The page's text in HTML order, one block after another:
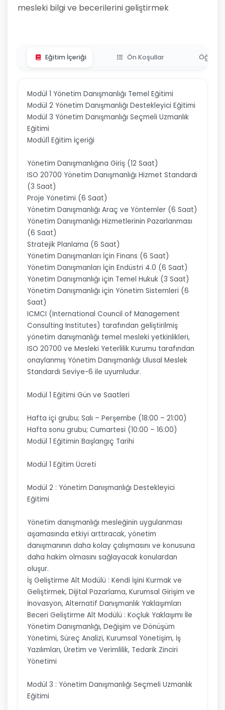
mesleki bilgi ve becerilerini geliştirmek
Eğitim İçeriği Ön Koşullar
Modül 1 Yönetim Danışmanlığı Temel Eğitimi
Modül 2 Yönetim Danışmanlığı Destekleyici Eğitimi
Modül 3 Yönetim Danışmanlığı Seçmeli Uzmanlık
Eğitimi
Modül1 Eğitim İçeriği
Yönetim Danışmanlığına Giriş (12 Saat)
ISO 20700 Yönetim Danışmanlığı Hizmet Standardı
(3 Saat)
Proje Yönetimi (6 Saat)
Yönetim Danışmanlığı Araç ve Yöntemler (6 Saat)
Yönetim Danışmanlığı Hizmetlerinin Pazarlanması
(6 Saat)
Stratejik Planlama (6 Saat)
Yönetim Danışmanları İçin Finans (6 Saat)
Yönetim Danışmanları İçin Endüstri 4.0 (6 Saat)
Yönetim Danışmanlığı için Temel Hukuk (3 Saat)
Yönetim Danışmanlığı için Yönetim Sistemleri (6
Saat)
ICMCI (International Council of Management
Consulting Institutes) tarafından geliştirilmiş
yönetim danışmanlığı temel mesleki yetkinlikleri,
ISO 20700 ve Mesleki Yeterlilik Kurumu tarafından
onaylanmış Yönetim Danışmanlığı Ulusal Meslek
Standardı Seviye-6 ile uyumludur.
Modül 1 Eğitimi Gün ve Saatleri
Hafta içi grubu; Salı – Perşembe (18:00 – 21:00)
Hafta sonu grubu; Cumartesi (10:00 – 16:00)
Modül 1 Eğitimin Başlangıç Tarihi
Modül 1 Eğitim Ücreti
Modül 2 : Yönetim Danışmanlığı Destekleyici
Eğitimi
Yönetim danışmanlığı mesleğinin uygulanması
aşamasında etkiyi arttıracak, yönetim
danışmanının daha kolay çalışmasını ve konusuna
daha hakim olmasını sağlayacak konulardan
oluşur.
İş Geliştirme Alt Modülü : Kendi İşini Kurmak ve
Geliştirmek, Dijital Pazarlama, Kurumsal Girişim ve
İnovasyon, Alternatif Danışmanlık Yaklaşımları
Beceri Geliştirme Alt Modülü : Koçluk Yaklaşımı İle
Yönetim Danışmanlığı, Değişim ve Dönüşüm
Yönetimi, Süreç Analizi, Kurumsal Yönetişim, İş
Yazılımları, Üretim ve Verimlilik, Tedarik Zinciri
Yönetimi
Modül 3 : Yönetim Danışmanlığı Seçmeli Uzmanlık
Eğitimi